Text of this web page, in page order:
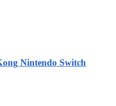
Nintendo Switch